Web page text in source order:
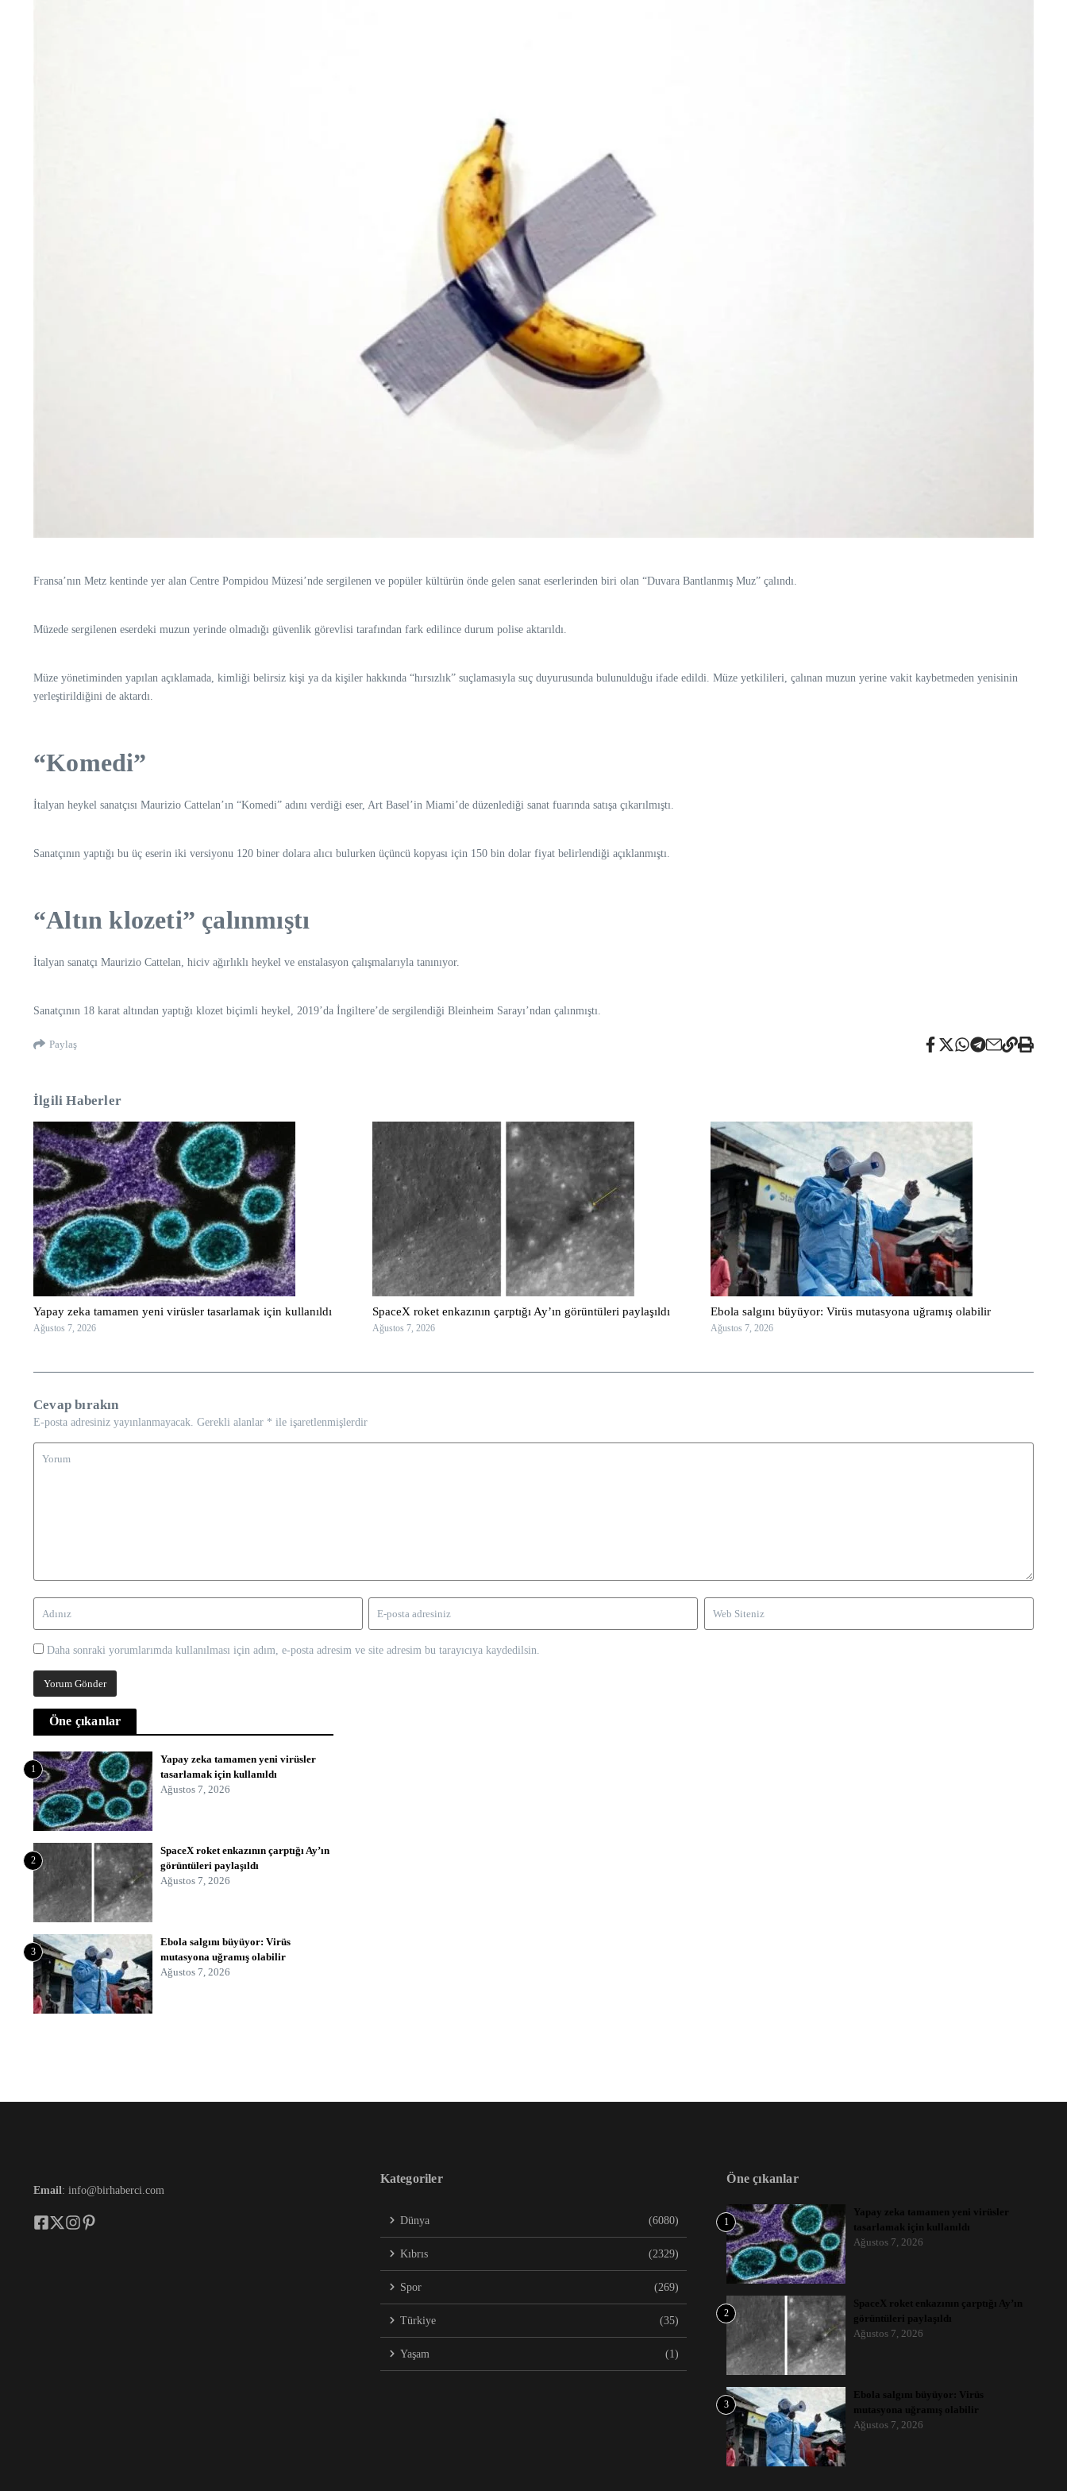
Fransa’nın Metz kentinde yer alan Centre Pompidou Müzesi’nde sergilenen ve popüler kültürün önde gelen sanat eserlerinden biri olan “Duvara Bantlanmış Muz” çalındı.
Müzede sergilenen eserdeki muzun yerinde olmadığı güvenlik görevlisi tarafından fark edilince durum polise aktarıldı.
Müze yönetiminden yapılan açıklamada, kimliği belirsiz kişi ya da kişiler hakkında “hırsızlık” suçlamasıyla suç duyurusunda bulunulduğu ifade edildi. Müze yetkilileri, çalınan muzun yerine vakit kaybetmeden yenisinin
yerleştirildiğini de aktardı.
“Komedi”
İtalyan heykel sanatçısı Maurizio Cattelan’ın “Komedi” adını verdiği eser, Art Basel’in Miami’de düzenlediği sanat fuarında satışa çıkarılmıştı.
Sanatçının yaptığı bu üç eserin iki versiyonu 120 biner dolara alıcı bulurken üçüncü kopyası için 150 bin dolar fiyat belirlendiği açıklanmıştı.
“Altın klozeti” çalınmıştı
İtalyan sanatçı Maurizio Cattelan, hiciv ağırlıklı heykel ve enstalasyon çalışmalarıyla tanınıyor.
Sanatçının 18 karat altından yaptığı klozet biçimli heykel, 2019’da İngiltere’de sergilendiği Bleinheim Sarayı’ndan çalınmıştı.
Paylaş
İlgili Haberler
Yapay zeka tamamen yeni virüsler tasarlamak için kullanıldı
Ağustos 7, 2026
SpaceX roket enkazının çarptığı Ay’ın görüntüleri paylaşıldı
Ağustos 7, 2026
Ebola salgını büyüyor: Virüs mutasyona uğramış olabilir
Ağustos 7, 2026
Cevap bırakın
E-posta adresiniz yayınlanmayacak. Gerekli alanlar * ile işaretlenmişlerdir
Daha sonraki yorumlarımda kullanılması için adım, e-posta adresim ve site adresim bu tarayıcıya kaydedilsin.
Öne çıkanlar
1
Yapay zeka tamamen yeni virüsler
tasarlamak için kullanıldı
Ağustos 7, 2026
2
SpaceX roket enkazının çarptığı Ay’ın
görüntüleri paylaşıldı
Ağustos 7, 2026
3
Ebola salgını büyüyor: Virüs
mutasyona uğramış olabilir
Ağustos 7, 2026
Email : info@birhaberci.com
Kategoriler
Dünya (6080)
Kıbrıs (2329)
Spor (269)
Türkiye (35)
Yaşam (1)
Öne çıkanlar
1
Yapay zeka tamamen yeni virüsler
tasarlamak için kullanıldı
Ağustos 7, 2026
2
SpaceX roket enkazının çarptığı Ay’ın
görüntüleri paylaşıldı
Ağustos 7, 2026
3
Ebola salgını büyüyor: Virüs
mutasyona uğramış olabilir
Ağustos 7, 2026